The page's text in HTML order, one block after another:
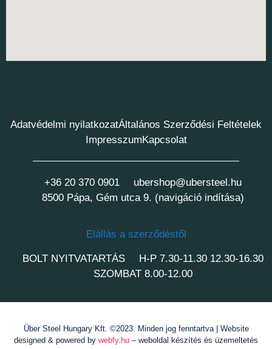
Adatvédelmi nyilatkozatÁltalános Szerződési Feltételek
Impresszum Kapcsolat
+36 20 370 0901
ubershop@ubersteel.hu
8500 Pápa, Gém utca 9. (navigáció indítása)
Elállás a szerződéstől
BOLT NYITVATARTÁS
H-P 7.30-11.30 12.30-16.30
SZOMBAT 8.00-12.00
Über Steel Hungary Kft. ©2023. Minden jog fenntartva | Website
designed & powered by webfy.hu – weboldal készítés és üzemeltetés